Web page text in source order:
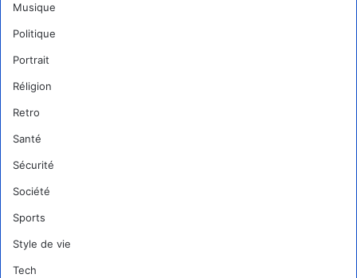
Musique
Politique
Portrait
Réligion
Retro
Santé
Sécurité
Société
Sports
Style de vie
Tech